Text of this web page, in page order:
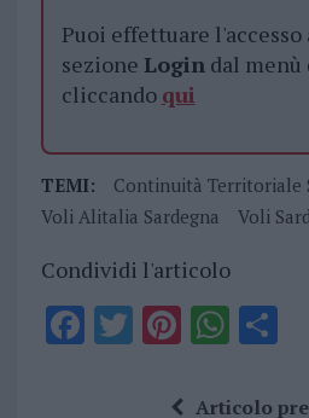
Puoi effettuare
sezione Logindal menù
cliccando qui
TEMI:
Continuità Territoriale
Voli Alitalia Sardegna
Voli
Condividi l'articolo
F T Pi
te
W
at
S
a
Articolo